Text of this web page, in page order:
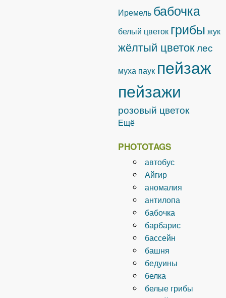
Иремель бабочка
белый цветок грибы жук
жёлтый цветоклес
муха паук пейзаж
пейзажи
розовый цветок
Ещё
PHOTOTAGS
автобус
Айгир
аномалия
антилопа
бабочка
барбарис
бассейн
башня
бедуины
белка
белые грибы